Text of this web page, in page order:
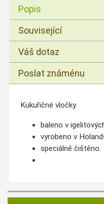
Popis
Související
Váš dotaz
Poslat známénu
Kukuřičné vločky
baleno v
vyrobeno v
speciálně čištěno.